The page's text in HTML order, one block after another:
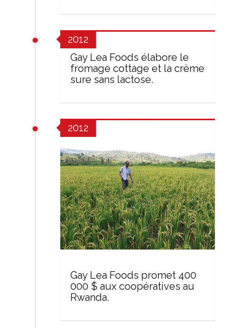
2012
Gay Lea Foods élabore le
fromage cottage et la crème
sure sans lactose.
2012
Gay Lea Foods promet 400
000 $ aux coopératives au
Rwanda.